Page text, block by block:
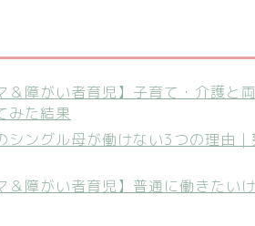
＆障がい者育児】子育て・介護
みた結果
シングル母が働けない3つの理由
＆障がい者育児】普通に働きた